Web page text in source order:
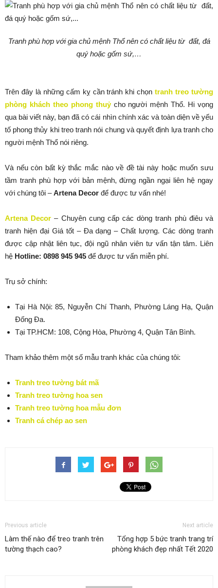
Tranh phù hợp với gia chủ mệnh Thổ nên có chất liệu từ đất, đá
quý hoặc gốm sứ,…
Trên đây là những cấm kỵ cần tránh khi chọntranh treo tường
phòng khách theo phong thuỷcho người mệnh Thổ. Hi vọng
qua bài viết này, bạn đã có cái nhìn chính xác và toàn diện về yếu
tố phong thủy khi treo tranh nói chung và quyết định lựa tranh cho
người mệnh Thổ nói riêng.
Và nếu còn bất kỳ thắc mắc nào về đề tài này hoặc muốn sưu
tầm tranh phù hợp với bản mệnh, đừng ngần ngại liên hệ ngay
với chúng tôi –Artena Decor để được tư vấn nhé!
Artena Decor – Chuyên cung cấp các dòng tranh phù điêu và
tranh hiện đại Giá tốt – Đa dạng – Chất lượng. Các dòng tranh
được cập nhật liên tục, đội ngũ nhân viên tư vấn tận tâm. Liên
hệ Hotline: 0898 945 945 để được tư vấn miễn phí.
Trụ sở chính:
Tại Hà Nội: 85, Nguyễn Chí Thanh, Phường Láng Hạ, Quận
Đống Đa.
Tại TP.HCM: 108, Cộng Hòa, Phường 4, Quận Tân Bình.
Tham khảo thêm một số mẫu tranh khác của chúng tôi:
Tranh treo tường bát mã
Tranh treo tường hoa sen
Tranh treo tường hoa mẫu đơn
Tranh cá chép ao sen
Previous article
Làm thế nào để treo tranh trên
tường thạch cao?
Next article
Tổng hợp 5 bức tranh trang trí
phòng khách đẹp nhất Tết 2020